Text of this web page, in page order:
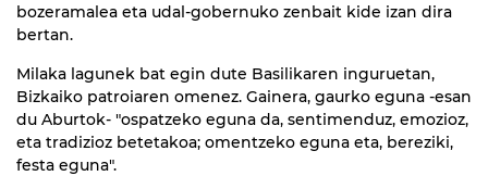
bozeramalea eta udal-gobernuko zenbait kide izan dira
bertan.
Milaka lagunek bat egin dute Basilikaren inguruetan,
Bizkaiko patroiaren omenez. Gainera, gaurko eguna -esan
du Aburtok- "ospatzeko eguna da, sentimenduz, emozioz,
eta tradizioz betetakoa; omentzeko eguna eta, bereziki,
festa eguna".